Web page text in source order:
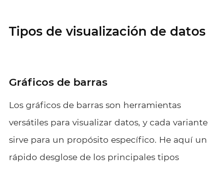
Tipos de visualización de datos
Gráficos de barras
Los gráficos de barras son herramientas
versátiles para visualizar datos, y cada variante
sirve para un propósito específico. He aquí un
rápido desglose de los principales tipos